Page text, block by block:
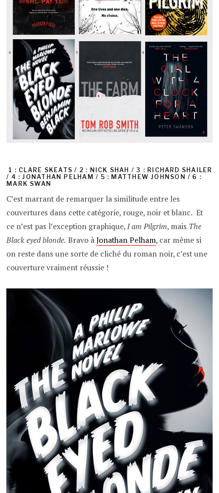
1 : CLARE SKEATS / 2 : NICK SHAH / 3 : RICHARD SHAILER
/ 4 : JONATHAN PELHAM / 5 : MATTHEW JOHNSON / 6 :
MARK SWAN
C’est marrant de remarquer la similitude entre les
couvertures dans cette catégorie, rouge, noir et blanc. Et
ce n’est pas l’exception graphique,I am Pilgrim, mais The
Black eyed blonde. Bravo àJonathan Pelham, car même si
on reste dans une sorte de cliché du roman noir, c’est une
couverture vraiment réussie !